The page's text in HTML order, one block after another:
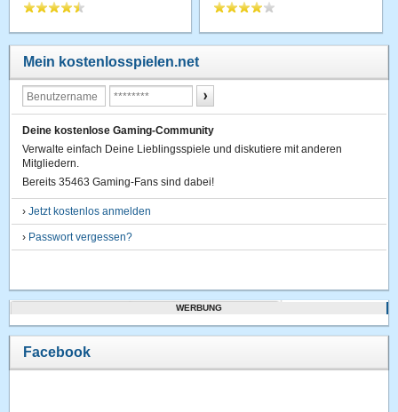
Mein kostenlosspielen.net
Deine kostenlose Gaming-Community
Verwalte einfach Deine Lieblingsspiele und diskutiere mit anderen
Mitgliedern.
Bereits 35463 Gaming-Fans sind dabei!
›Jetzt kostenlos anmelden
› Passwort vergessen?
WERBUNG
Facebook